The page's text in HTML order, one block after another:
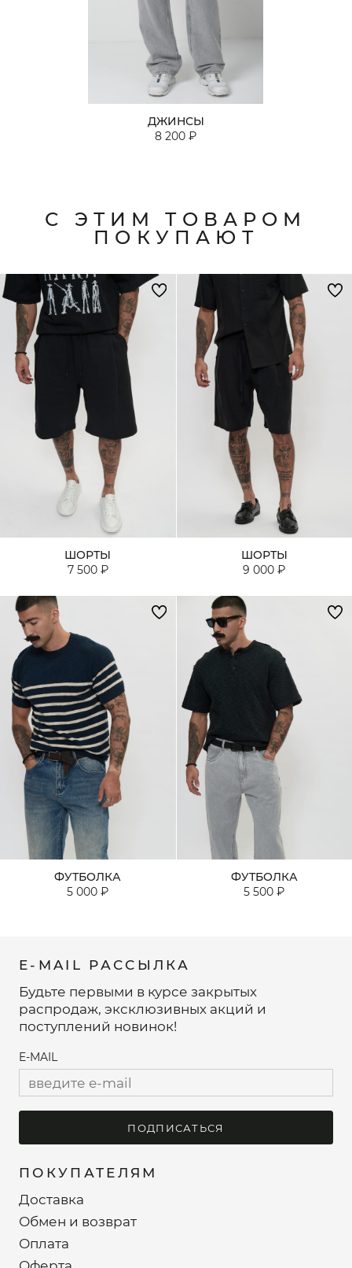
ДЖИНСЫ
8 200 ₽
С ЭТИМ ТОВАРОМ
ПОКУПАЮТ
ШОРТЫ
7 500 ₽
ШОРТЫ
9 000 ₽
ФУТБОЛКА
5 000 ₽
ФУТБОЛКА
5 500 ₽
ПОКУПАТЕЛЯМ
Доставка
Обмен и возврат
Оплата
E-MAIL РАССЫЛКА
Будьте первыми в курсе закрытых
распродаж, эксклюзивных акций и
поступлений новинок!
E-MAIL
ПОДПИСАТЬСЯ